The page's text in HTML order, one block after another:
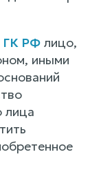
ГК РФ лицо,
иными
лица